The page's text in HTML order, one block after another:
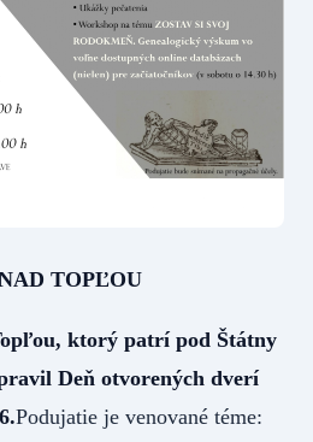
TOPĽOU
ktorý patrí pod Štátny
Deň otvorených dverí
Podujatie je venované téme: